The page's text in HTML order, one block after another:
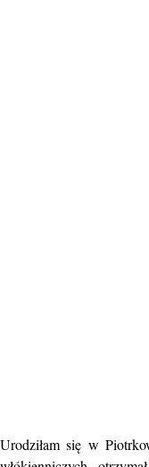
Urodziłam się w